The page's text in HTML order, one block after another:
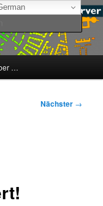
…
Nächster →